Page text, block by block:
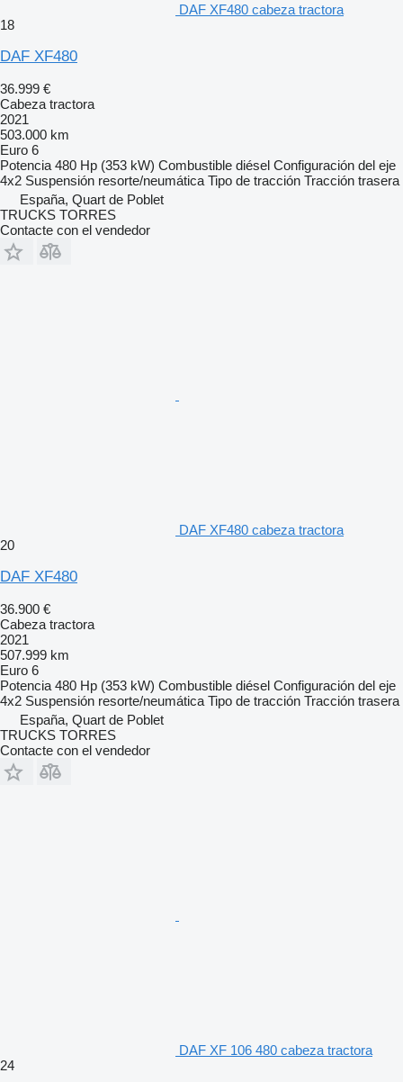
DAF XF480 cabeza tractora
18
DAF XF480
36.999 €
Cabeza tractora
2021
503.000 km
Euro 6
Potencia 480 Hp (353 kW) Combustible diésel Configuración del eje
4x2 Suspensión resorte/neumática Tipo de tracción Tracción trasera
España, Quart de Poblet
TRUCKS TORRES
Contacte con el vendedor
DAF XF480 cabeza tractora
20
DAF XF480
36.900 €
Cabeza tractora
2021
507.999 km
Euro 6
Potencia 480 Hp (353 kW) Combustible diésel Configuración del eje
4x2 Suspensión resorte/neumática Tipo de tracción Tracción trasera
España, Quart de Poblet
TRUCKS TORRES
Contacte con el vendedor
DAF XF 106 480 cabeza tractora
24